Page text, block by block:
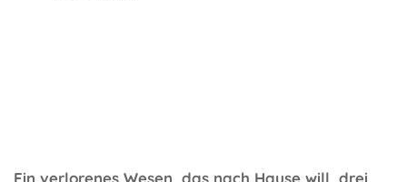
Ein verlorenes Wesen, das nach Hause will, drei